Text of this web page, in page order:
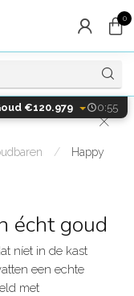
0
/
Happy
écht goud
níet in de kast
een echte
met
€120.979 0:55